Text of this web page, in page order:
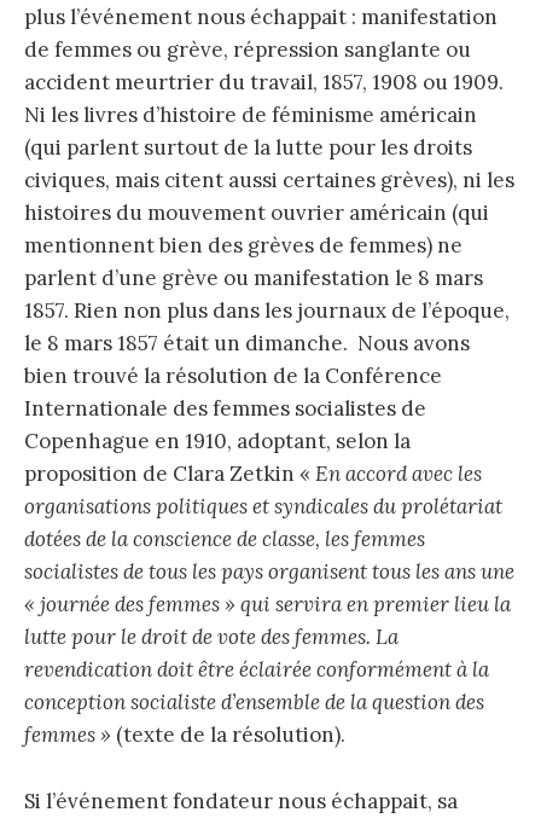
plus l’événement nous échappait : manifestation
de femmes ou grève, répression sanglante ou
accident meurtrier du travail, 1857, 1908 ou 1909.
Ni les livres d’histoire de féminisme américain
(qui parlent surtout de la lutte pour les droits
civiques, mais citent aussi certaines grèves), ni les
histoires du mouvement ouvrier américain (qui
mentionnent bien des grèves de femmes) ne
parlent d’une grève ou manifestation le 8 mars
1857. Rien non plus dans les journaux de l’époque,
le 8 mars 1857 était un dimanche. Nous avons
bien trouvé la résolution de la Conférence
Internationale des femmes socialistes de
Copenhague en 1910, adoptant, selon la
proposition de Clara Zetkin « En accord avec les
organisations politiques et syndicales du prolétariat
dotées de la conscience de classe, les femmes
socialistes de tous les pays organisent tous les ans une
« journée des femmes » qui servira en premier lieu la
lutte pour le droit de vote des femmes. La
revendication doit être éclairée conformément à la
conception socialiste d’ensemble de la question des
femmes » (texte de la résolution).
Si l’événement fondateur nous échappait, sa